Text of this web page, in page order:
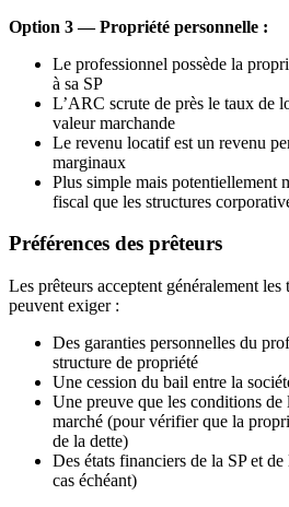
Option 3 — Propriété personnelle :
Le professionnel possède la
à sa SP
L’ARC scrute de près le taux de
valeur marchande
Le revenu locatif est un revenu
marginaux
Plus simple mais potentiellement
fiscal que les structures
Préférences des prêteurs
Les prêteurs acceptent généralement
peuvent exiger :
Des garanties personnelles du
structure de propriété
Une cession du bail entre la
Une preuve que les conditions
marché (pour vérifier que la
de la dette)
Des états financiers de la SP et
cas échéant)